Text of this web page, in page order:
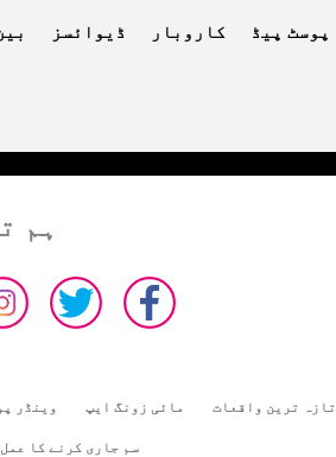
پوسٹ پیڈ کاروبار ڈیوائسز
ہم
تازہ ترین واقعات مائی زونگ ایپ وینڈر
سم جاری کرنے کا عمل